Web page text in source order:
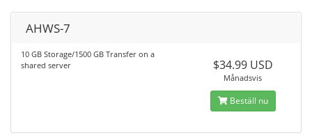
AHWS-7
10 GB Storage/1500 GB Transfer on a
shared server
$34.99 USD
Månadsvis
Beställ nu